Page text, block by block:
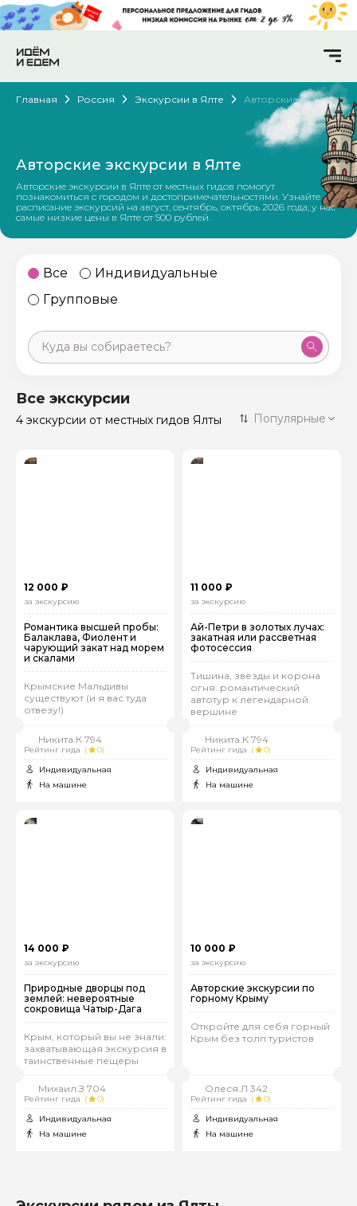
Главная Россия Экскурсии в Ялте Авторские
Авторские экскурсии в Ялте
Авторские экскурсии в Ялте от местных гидов помогут
познакомиться с городом и достопримечательностями. Узнайте
расписание экскурсий на август, сентябрь, октябрь 2026 года, у нас
самые низкие цены в Ялте от 500 рублей.
Все
Индивидуальные
Групповые
Санкт-Петербург 50 экскурсий
Россия
Все экскурсии
4 экскурсии от местных гидов Ялты Популярные
12 000 ₽
за экскурсию
Романтика высшей пробы:
Балаклава, Фиолент и
чарующий закат над морем
и скалами
Крымские Мальдивы
существуют (и я вас туда
отвезу!)
Никита.К 794
Рейтинг гида (
0)
Индивидуальная
На машине
11 000 ₽
за экскурсию
Ай-Петри в золотых лучах:
закатная или рассветная
фотосессия
Тишина, звёзды и корона
огня: романтический
автотур к легендарной
вершине
Никита.К 794
Рейтинг гида (
0)
Индивидуальная
На машине
14 000 ₽
за экскурсию
Природные дворцы под
землей: невероятные
сокровища Чатыр-Дага
Крым, который вы не знали:
захватывающая экскурсия в
таинственные пещеры
Михаил.З 704
Рейтинг гида (
0)
Индивидуальная
На машине
10 000 ₽
за экскурсию
Авторские экскурсии по
горному Крыму
Откройте для себя горный
Крым без толп туристов
Олеся.Л 342
Рейтинг гида (
0)
Индивидуальная
На машине